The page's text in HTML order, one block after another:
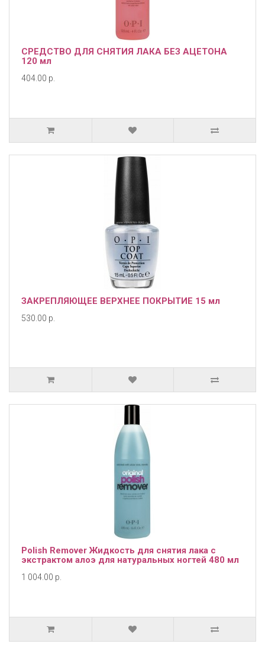
СРЕДСТВО ДЛЯ СНЯТИЯ ЛАКА БЕЗ АЦЕТОНА
120 мл
404.00 р.
ЗАКРЕПЛЯЮЩЕЕ ВЕРХНЕЕ ПОКРЫТИЕ 15 мл
530.00 р.
Polish Remover Жидкость для снятия лака с
экстрактом алоэ для натуральных ногтей 480 мл
1 004.00 р.